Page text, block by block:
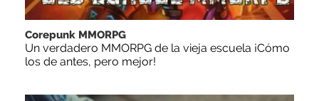
Corepunk MMORPG
Un verdadero MMORPG de la vieja escuela ¡Cómo
los de antes, pero mejor!